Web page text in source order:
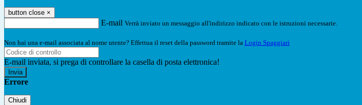
button close ×
E-mail Verrà inviato un messaggio all'indirizzo indicato con le istruzioni necessarie.
Non hai una e-mail associata al nome utente? Effettua il reset della password tramite la Login Spaggiari
E-mail inviata, si prega di controllare la casella di posta elettronica!
Errore
Chiudi